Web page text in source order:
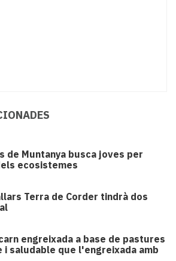
de Muntanya busca joves per
ecosistemes
Terra de Corder tindrà dos
engreixada a base de pastures
i saludable que l'engreixada amb